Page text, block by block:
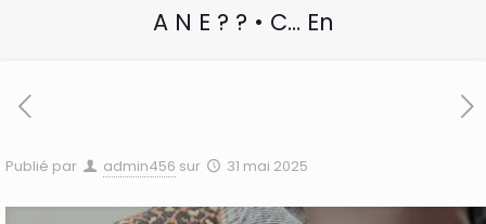
A N E ? ? • C… En
Publié par admin456 sur 31 mai 2025